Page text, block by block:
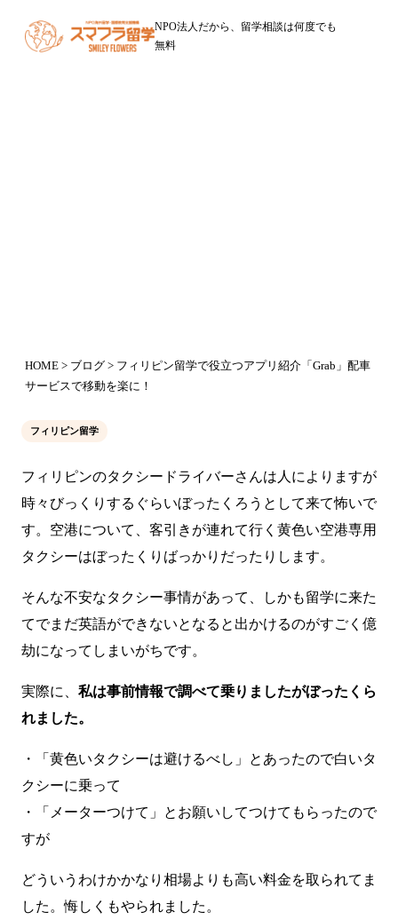
NPO法人だから、留学相談は何度でも
無料
HOME > ブログ > フィリピン留学で役立つアプリ紹介「Grab」配車
サービスで移動を楽に！
フィリピン留学
フィリピンのタクシードライバーさんは人によりますが
時々びっくりするぐらいぼったくろうとして来て怖いで
す。空港について、客引きが連れて行く黄色い空港専用
タクシーはぼったくりばっかりだったりします。
そんな不安なタクシー事情があって、しかも留学に来た
てでまだ英語ができないとなると出かけるのがすごく億
劫になってしまいがちです。
実際に、 私は事前情報で調べて乗りましたがぼったくら
れました。
・「黄色いタクシーは避けるべし」とあったので白いタ
クシーに乗って
・「メーターつけて」とお願いしてつけてもらったので
すが
どういうわけかかなり相場よりも高い料金を取られてま
した。悔しくもやられました。